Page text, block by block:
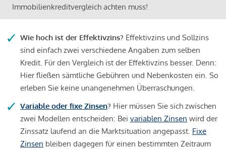
Immobilienkreditvergleich achten muss!
Wie hoch ist der Effektivzins? Effektivzins und Sollzins
sind einfach zwei verschiedene Angaben zum selben
Kredit. Für den Vergleich ist der Effektivzins besser. Denn:
Hier fließen sämtliche Gebühren und Nebenkosten ein. So
erleben Sie keine unangenehmen Überraschungen.
Variable oder fixe Zinsen? Hier müssen Sie sich zwischen
zwei Modellen entscheiden: Bei variablen Zinsen wird der
Zinssatz laufend an die Marktsituation angepasst. Fixe
Zinsen bleiben dagegen für einen bestimmten Zeitraum